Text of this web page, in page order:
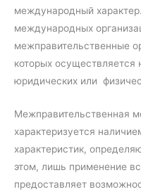
международный
международных
межправительственные
которых осуществляется
юридических или
Межправительственная
характеризуется
характеристик,
этом, лишь применение
предоставляет